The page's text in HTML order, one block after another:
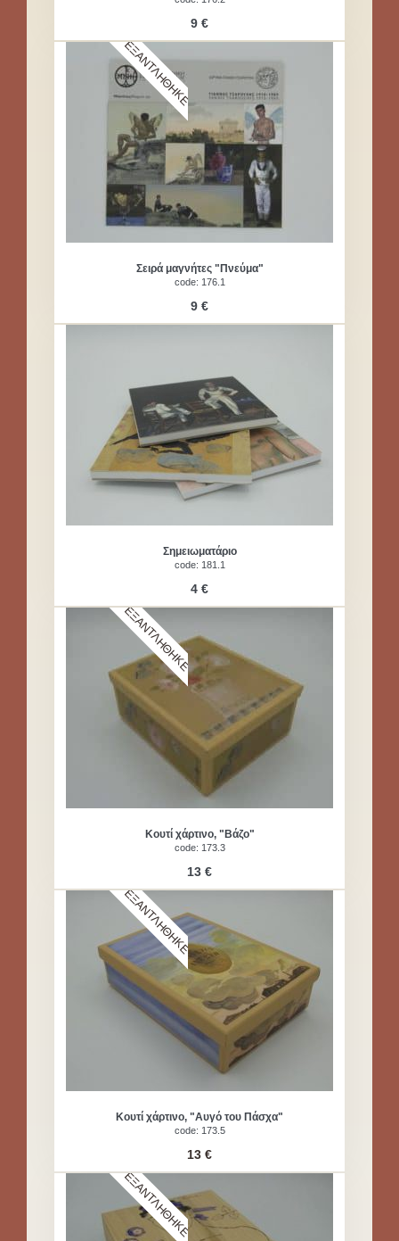
9 €
Σειρά μαγνήτες "Πνεύμα"
code: 176.1
9 €
ΕΞΑΝΤΛΗΘΗΚΕ
Σημειωματάριο
code: 181.1
4 €
Κουτί χάρτινο, "Βάζο"
code: 173.3
13 €
ΕΞΑΝΤΛΗΘΗΚΕ
Κουτί χάρτινο, "Αυγό του Πάσχα"
code: 173.5
13 €
ΕΞΑΝΤΛΗΘΗΚΕ
ΕΞΑΝΤΛΗΘΗΚΕ